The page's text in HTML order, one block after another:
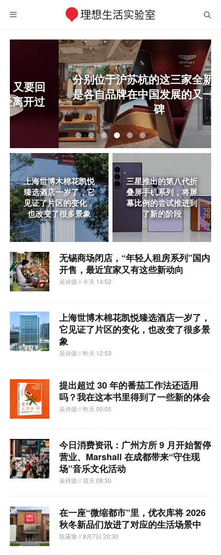
分别位于沪苏杭的这三家全新门店，
是各自品牌在中国发展的又一个里程
碑
上海世博木棉花凯悦
臻选酒店一岁了，它
见证了片区的变化，
也改变了很多景象
三星推出的第八代折
叠屏手机系列，将屏
幕比例的尝试推进到
了新的阶段
无锡商场闭店，“年轻人租房系列”国内
开售，最近宜家又有这些新动向
吴诗源 // 今天 14:52
上海世博木棉花凯悦臻选酒店一岁了，
它见证了片区的变化，也改变了很多景
象
吴诗源 // 昨天 12:53
提出超过 30 年的番茄工作法还适用
吗？我在这本书里得到了一些新的体会
吴诗源 // 昨天 00:05
今日消费资讯：广州方所 9 月开始暂停
营业、Marshall 在成都带来“守住现
场”音乐文化活动
吴诗源 // 前天 08:30
在一座“微缩都市”里，优衣库将 2026
秋冬新品们放进了对应的生活场景中
陈露致// 8月7日 20:30